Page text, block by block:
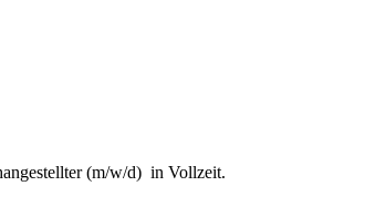
(m/w/d) in Vollzeit.